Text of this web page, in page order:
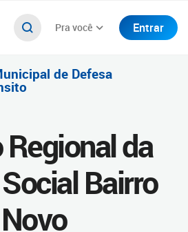
Pra você Entrar
de Defesa
da
Bairro
Novo